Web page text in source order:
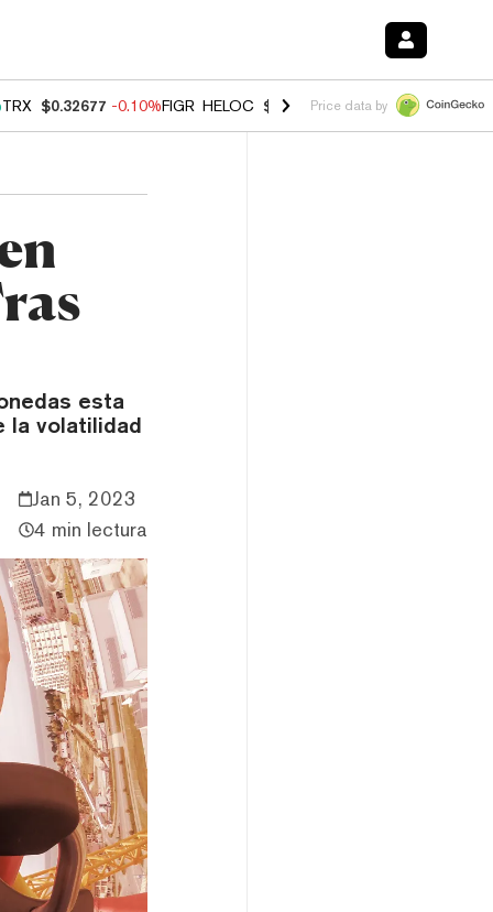
TRX $0.32677 -0.10%FIGR_HELOC $1.02 2.90%HYPE $56.13
Price data by
esta
la volatilidad
Jan 5, 2023
4 min lectura